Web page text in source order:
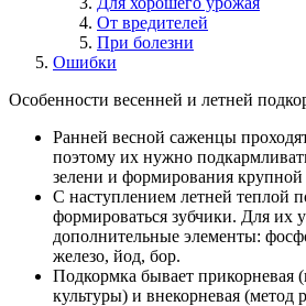
От вредителей
При болезни
Ошибки
Особенности весенней и летней
Ранней весной саженцы
поэтому их нужно
зелени и формирования
С наступлением летней теплой
формироваться зубчики. Для их
дополнительные элементы:
железо, йод, бор.
Подкормка бывает прикорневая
культуры) и внекорневая (метод